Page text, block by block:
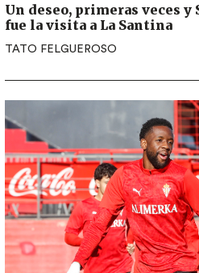
Un deseo, primeras veces y
fue la visita a La Santina
TATO FELGUEROSO